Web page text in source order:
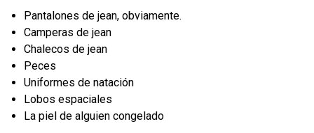
Pantalones de jean, obviamente.
Camperas de jean
Chalecos de jean
Peces
Uniformes de natación
Lobos espaciales
La piel de alguien congelado